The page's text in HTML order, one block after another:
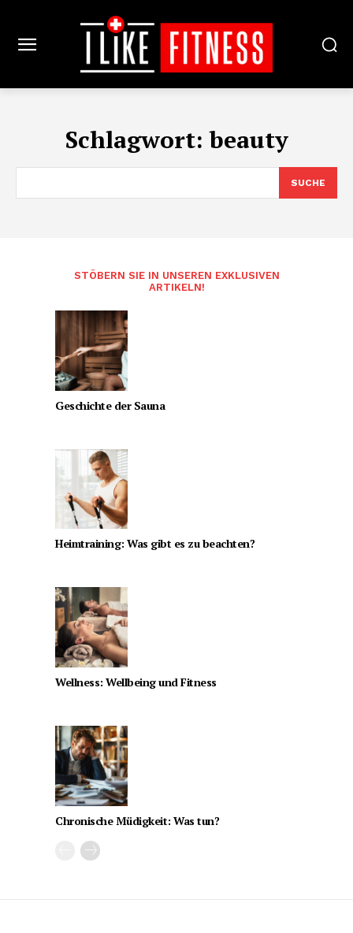
Schlagwort:beauty
SUCHE
STÖBERN SIE IN UNSEREN EXKLUSIVEN
ARTIKELN!
Geschichte der Sauna
Heimtraining: Was gibt es zu beachten?
Wellness: Wellbeing und Fitness
Chronische Müdigkeit: Was tun?